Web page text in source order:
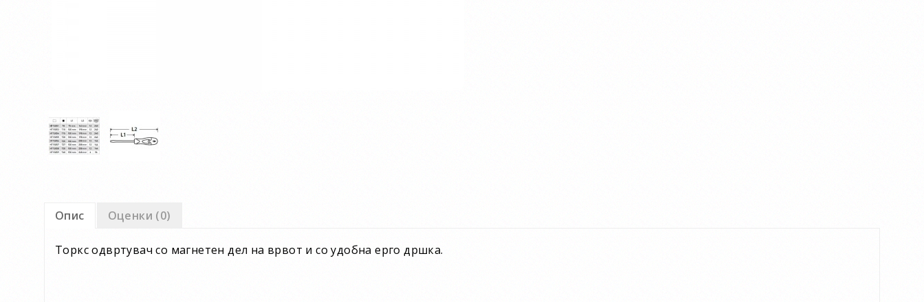
Опис Оценки (0)
Торкс одвртувач со магнетен дел на врвот и со удобна ерго дршка.